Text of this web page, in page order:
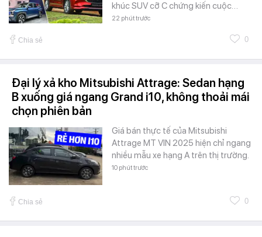
khúc SUV cỡ C chứng kiến cuộc…
22 phút trước
Chia sẻ 0
Đại lý xả kho Mitsubishi Attrage: Sedan hạng
B xuống giá ngang Grand i10, không thoải mái
chọn phiên bản
Giá bán thực tế của Mitsubishi
Attrage MT VIN 2025 hiện chỉ ngang
nhiều mẫu xe hạng A trên thị trường.
10 phút trước
Chia sẻ 0